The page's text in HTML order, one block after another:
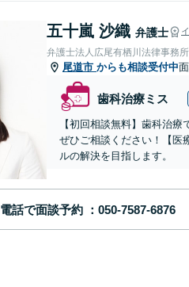
五十嵐 沙織 弁護士
弁護士法人広尾有栖川法律事務所
尾道市 からも相談受付中
歯科治療ミス
【初回相談無料】歯科治
ぜひご相談ください！【医
ルの解決を目指します。
電話で面談予約